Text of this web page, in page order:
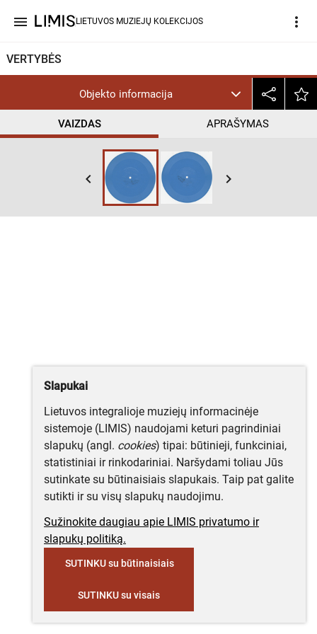
menu LIETUVOS MUZIEJŲ KOLEKCIJOS more_vert
VERTYBĖS
Objekto informacija
VAIZDAS APRAŠYMAS
keyboard_arrow_left keyboard_arrow_right
Slapukai
Lietuvos integralioje muziejų informacinėje
sistemoje (LIMIS) naudojami keturi pagrindiniai
slapukų (angl. cookies) tipai: būtinieji, funkciniai,
statistiniai ir rinkodariniai. Naršydami toliau Jūs
sutinkate su būtinaisiais slapukais. Taip pat galite
sutikti ir su visų slapukų naudojimu.
Sužinokite daugiau apie LIMIS privatumo ir
slapukų politiką.
SUTINKU su būtinaisiais
SUTINKU su visais